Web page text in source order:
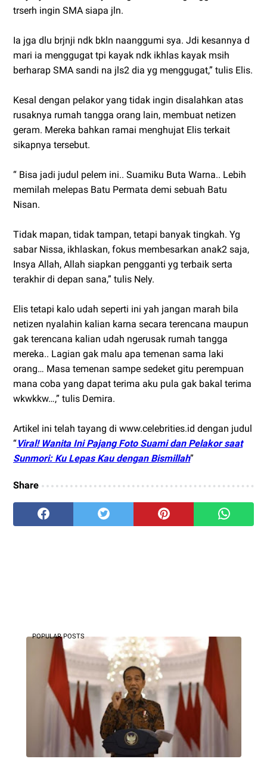
trserh ingin SMA siapa jln.
Ia jga dlu brjnji ndk bkln naanggumi sya. Jdi kesannya d
mari ia menggugat tpi kayak ndk ikhlas kayak msih
berharap SMA sandi na jls2 dia yg menggugat,” tulis Elis.
Kesal dengan pelakor yang tidak ingin disalahkan atas
rusaknya rumah tangga orang lain, membuat netizen
geram. Mereka bahkan ramai menghujat Elis terkait
sikapnya tersebut.
“ Bisa jadi judul pelem ini.. Suamiku Buta Warna.. Lebih
memilah melepas Batu Permata demi sebuah Batu
Nisan.
Tidak mapan, tidak tampan, tetapi banyak tingkah. Yg
sabar Nissa, ikhlaskan, fokus membesarkan anak2 saja,
Insya Allah, Allah siapkan pengganti yg terbaik serta
terakhir di depan sana,” tulis Nely.
Elis tetapi kalo udah seperti ini yah jangan marah bila
netizen nyalahin kalian karna secara terencana maupun
gak terencana kalian udah ngerusak rumah tangga
mereka.. Lagian gak malu apa temenan sama laki
orang… Masa temenan sampe sedeket gitu perempuan
mana coba yang dapat terima aku pula gak bakal terima
wkwkkw…,” tulis Demira.
Artikel ini telah tayang di www.celebrities.id dengan judul
“Viral! Wanita Ini Pajang Foto Suami dan Pelakor saat
Sunmori: Ku Lepas Kau dengan Bismillah”
Share
POPULAR POSTS